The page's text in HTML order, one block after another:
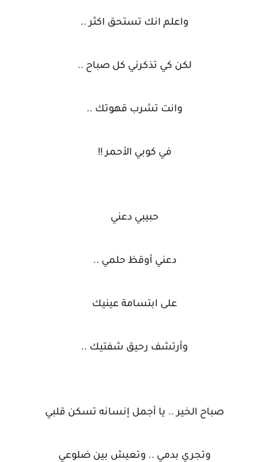
واعلم انك تستحق اكثر ..
لكن كي تذكرني كل صباح ..
وانت تشرب قهوتك ..
في كوبي الأحمر !!
حبيبي دعني
دعني أوقظ حلمي ..
على ابتسامة عينيك
وأرتشف رحيق شفتيك ..
صباح الخير .. يا أجمل إنسانه تسكن قلبي
وتجري بدمي .. وتعيش بين ضلوعي